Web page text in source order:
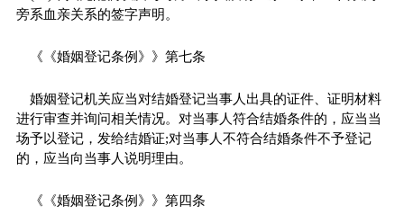
旁系血亲关系的签字声明。
《《婚姻登记条例》》第七条
婚姻登记机关应当对结婚登记当事人出具的证件、证明材料
进行审查并询问相关情况。对当事人符合结婚条件的，应当当
场予以登记，发给结婚证;对当事人不符合结婚条件不予登记
的，应当向当事人说明理由。
《《婚姻登记条例》》第四条